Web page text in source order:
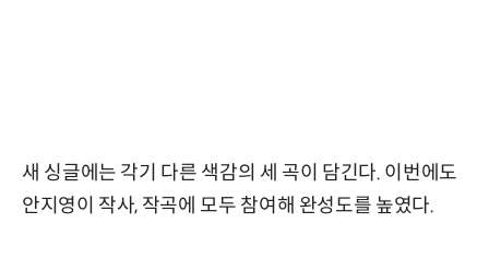
새 싱글에는 각기 다른 색감의 세 곡이 담긴다. 이번에도
안지영이 작사, 작곡에 모두 참여해 완성도를 높였다.